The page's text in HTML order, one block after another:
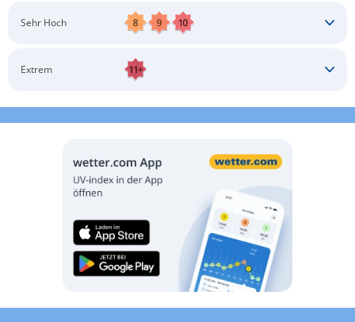
Langärmlige Bekleidung
Sonnenbrille
Sehr Hoch
Langärmlige Bekleidung
Extrem